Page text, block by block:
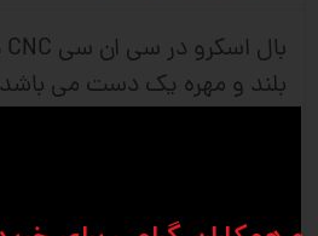
بلند و مهره یک دست می